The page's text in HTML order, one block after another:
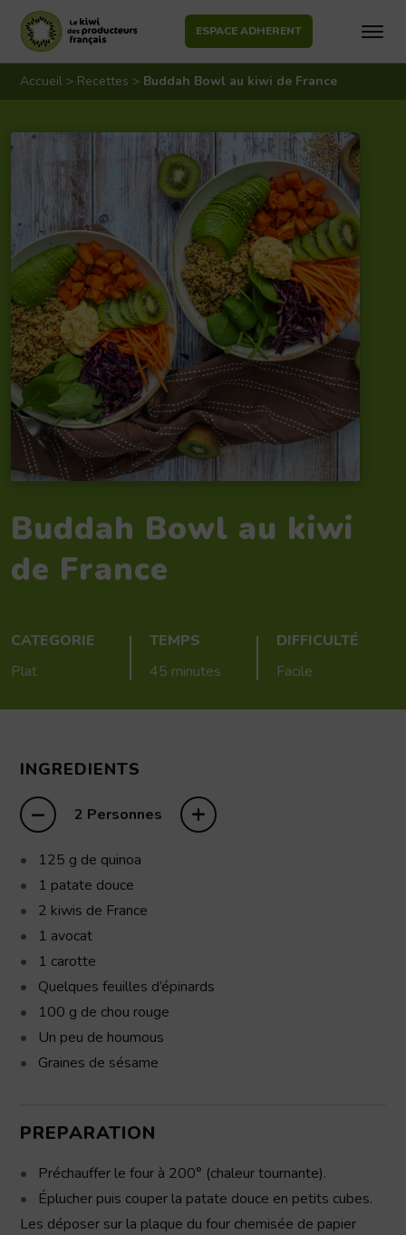
Aller
au
ESPACE ADHERENT
Accueil > Recettes > Buddah Bowl au kiwi de France
Buddah Bowl au kiwi
de France
CATEGORIE
Plat
TEMPS
45 minutes
DIFFICULTÉ
Facile
INGREDIENTS
– 2 Personnes +
125 g de quinoa
1 patate douce
2 kiwis de France
1 avocat
1 carotte
Quelques feuilles d’épinards
100 g de chou rouge
Un peu de houmous
Graines de sésame
PREPARATION
Préchauffer le four à 200° (chaleur tournante).
Éplucher puis couper la patate douce en petits cubes.
Les déposer sur la plaque du four chemisée de papier